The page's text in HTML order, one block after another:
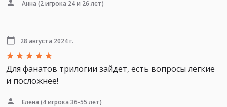
Анна (2 игрока 24 и 26 лет)
28 августа 2024 г.
Для фанатов трилогии зайдет, есть вопросы легкие
и посложнее!
Елена (4 игрока 36-55 лет)